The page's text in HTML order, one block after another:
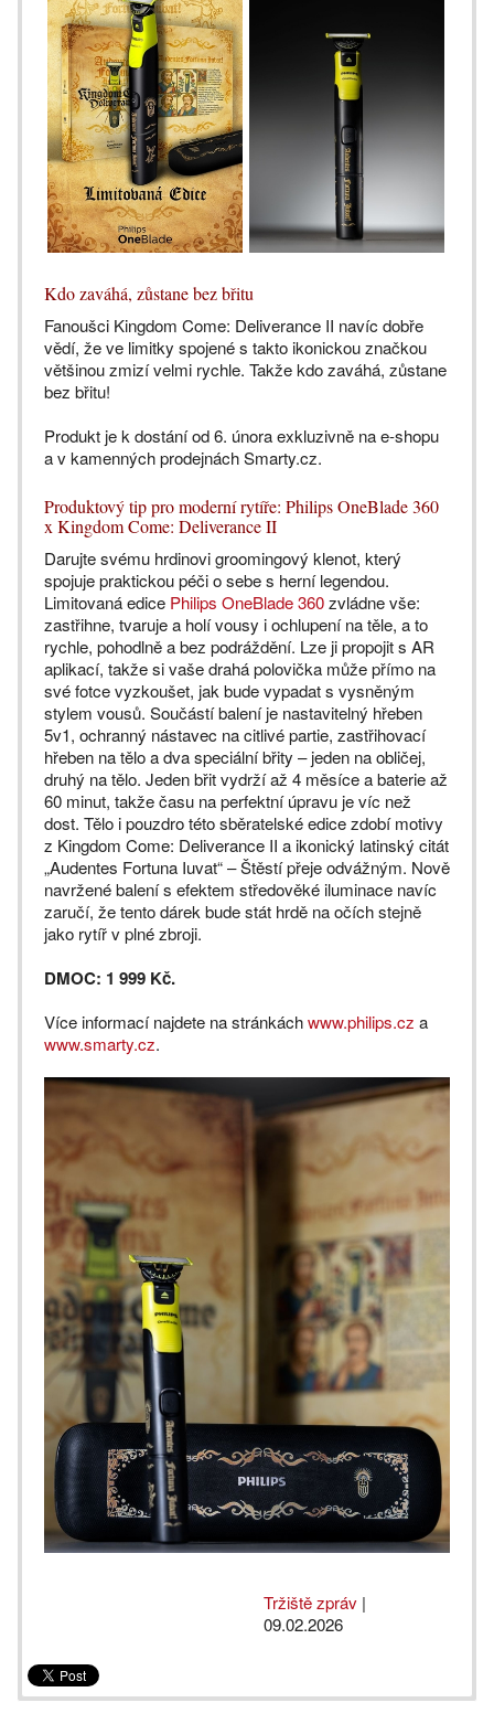
Kdo zaváhá, zůstane bez břitu
Fanoušci Kingdom Come: Deliverance II navíc dobře
vědí, že ve limitky spojené s takto ikonickou značkou
většinou zmizí velmi rychle. Takže kdo zaváhá, zůstane
bez břitu!
Produkt je k dostání od 6. února exkluzivně na e-shopu
a v kamenných prodejnách Smarty.cz.
Produktový tip pro moderní rytíře: Philips OneBlade 360
x Kingdom Come: Deliverance II
Darujte svému hrdinovi groomingový klenot, který
spojuje praktickou péči o sebe s herní legendou.
Limitovaná edice Philips OneBlade 360zvládne vše:
zastřihne, tvaruje a holí vousy i ochlupení na těle, a to
rychle, pohodlně a bez podráždění. Lze ji propojit s AR
aplikací, takže si vaše drahá polovička může přímo na
své fotce vyzkoušet, jak bude vypadat s vysněným
stylem vousů. Součástí balení je nastavitelný hřeben
5v1, ochranný nástavec na citlivé partie, zastřihovací
hřeben na tělo a dva speciální břity – jeden na obličej,
druhý na tělo. Jeden břit vydrží až 4 měsíce a baterie až
60 minut, takže času na perfektní úpravu je víc než
dost. Tělo i pouzdro této sběratelské edice zdobí motivy
z Kingdom Come: Deliverance II a ikonický latinský citát
„Audentes Fortuna Iuvat“ – Štěstí přeje odvážným. Nově
navržené balení s efektem středověké iluminace navíc
zaručí, že tento dárek bude stát hrdě na očích stejně
jako rytíř v plné zbroji.
DMOC: 1 999 Kč.
Více informací najdete na stránkáchwww.philips.cz a
www.smarty.cz.
Tržiště zpráv |
09.02.2026